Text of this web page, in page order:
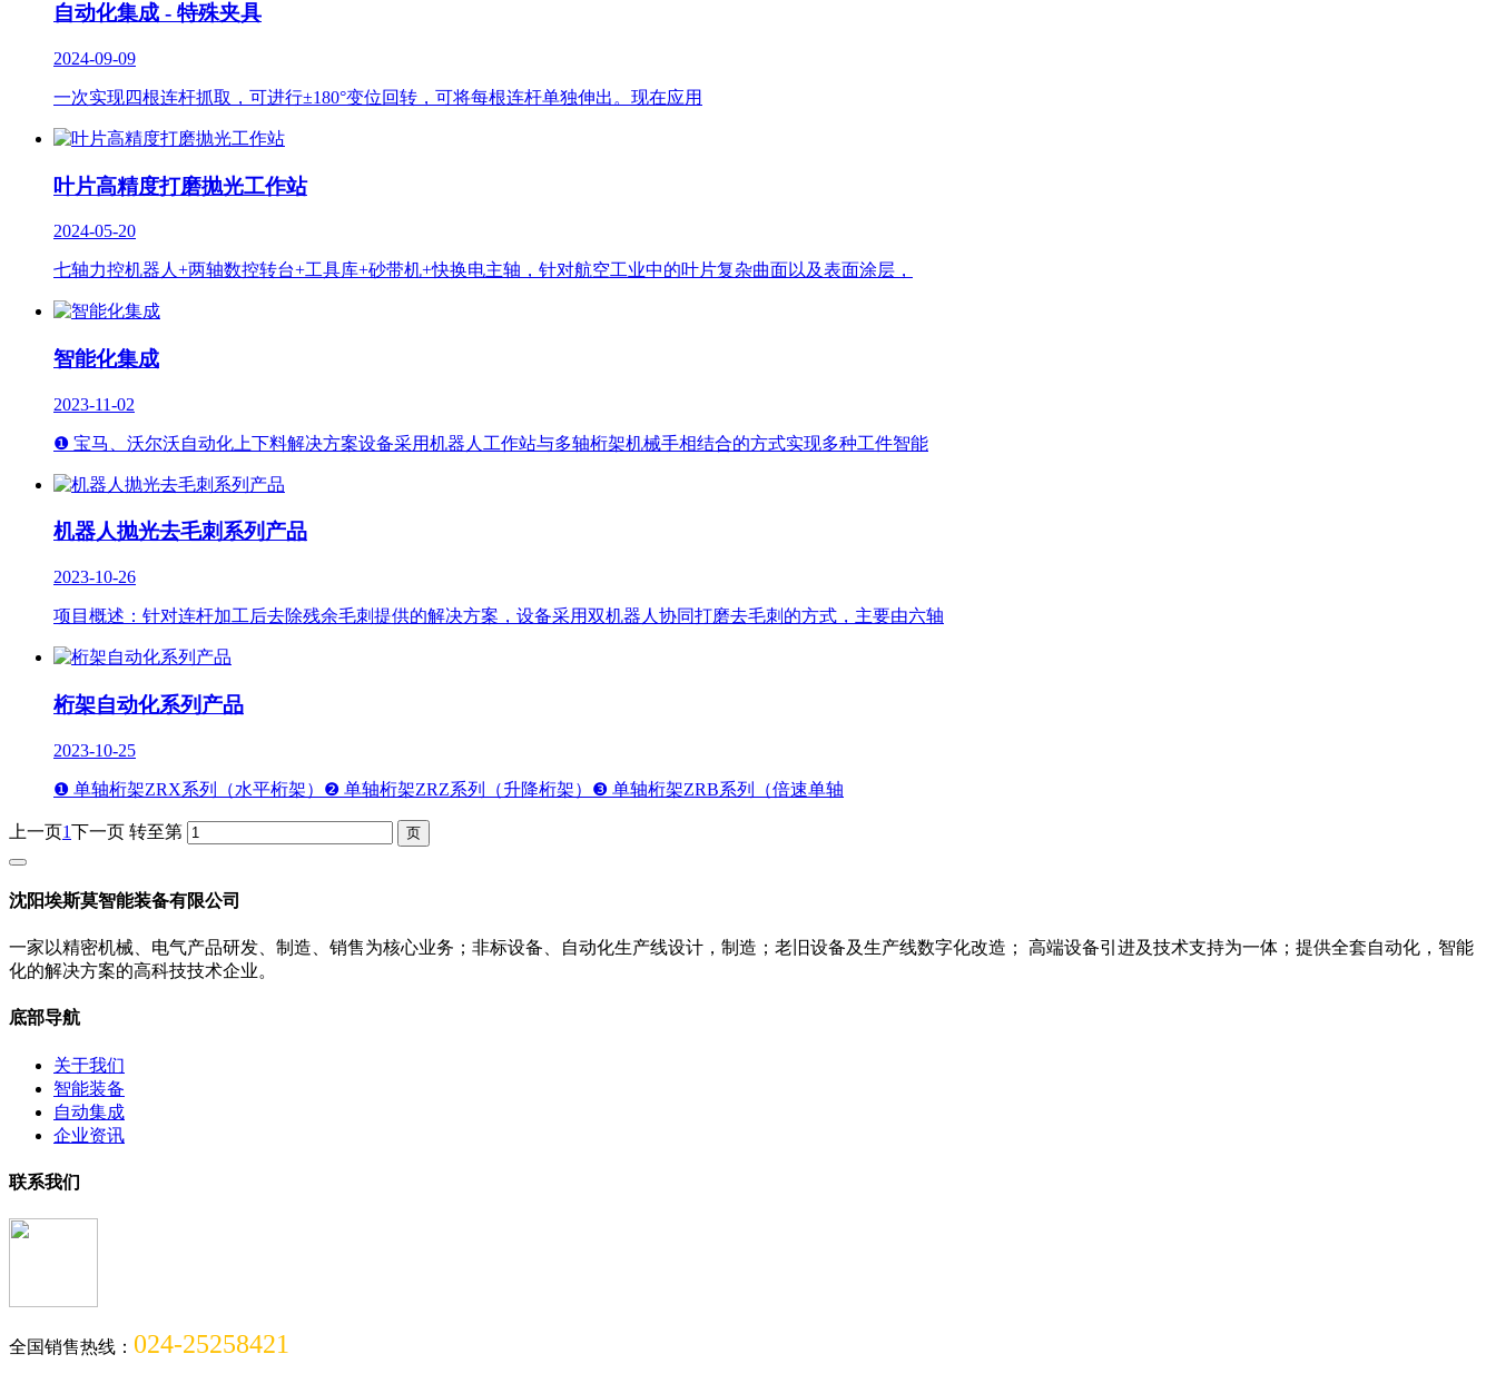
自动化集成 - 特殊夹具
2024-09-09
一次实现四根连杆抓取，可进行±180°变位回转，可将每根连杆单独伸出。现在应用
叶片高精度打磨抛光工作站
2024-05-20
七轴力控机器人+两轴数控转台+工具库+砂带机+快换电主轴，针对航空工业中的叶片复杂曲面以及表面涂层，
智能化集成
2023-11-02
❶ 宝马、沃尔沃自动化上下料解决方案设备采用机器人工作站与多轴桁架机械手相结合的方式实现多种工件智能
机器人抛光去毛刺系列产品
2023-10-26
项目概述：针对连杆加工后去除残余毛刺提供的解决方案，设备采用双机器人协同打磨去毛刺的方式，主要由六轴
桁架自动化系列产品
2023-10-25
❶ 单轴桁架ZRX系列（水平桁架）❷ 单轴桁架ZRZ系列（升降桁架）❸ 单轴桁架ZRB系列（倍速单轴
上一页1下一页 转至第
沈阳埃斯莫智能装备有限公司
一家以精密机械、电气产品研发、制造、销售为核心业务；非标设备、自动化生产线设计，制造；老旧设备及生产线数字化改造； 高端设备引进及技术支持为一体；提供全套自动化，智能
化的解决方案的高科技技术企业。
底部导航
关于我们
智能装备
自动集成
企业资讯
联系我们
全国销售热线： 024-25258421